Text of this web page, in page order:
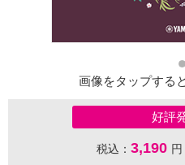
画像をタップする
好評
税込： 3,190